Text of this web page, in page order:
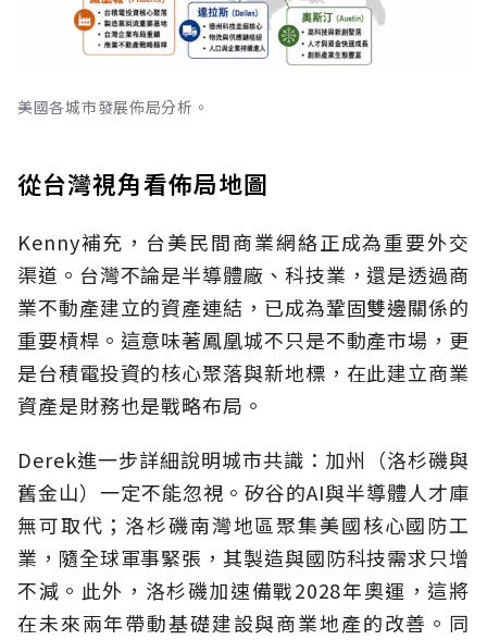
美國各城市發展佈局分析。
從台灣視角看佈局地圖
Kenny補充，台美民間商業網絡正成為重要外交
渠道。台灣不論是半導體廠、科技業，還是透過商
業不動產建立的資產連結，已成為鞏固雙邊關係的
重要槓桿。這意味著鳳凰城不只是不動產市場，更
是台積電投資的核心聚落與新地標，在此建立商業
資產是財務也是戰略布局。
Derek進一步詳細說明城市共識：加州（洛杉磯與
舊金山）一定不能忽視。矽谷的AI與半導體人才庫
無可取代；洛杉磯南灣地區聚集美國核心國防工
業，隨全球軍事緊張，其製造與國防科技需求只增
不減。此外，洛杉磯加速備戰2028年奧運，這將
在未來兩年帶動基礎建設與商業地產的改善。同